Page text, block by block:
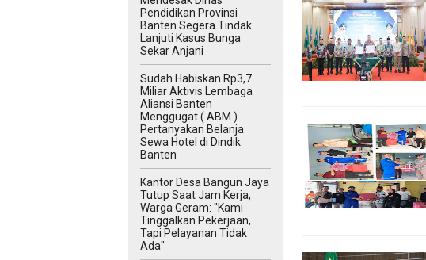
Pendidikan Provinsi
Banten Segera Tindak
Lanjuti Kasus Bunga
Sekar Anjani
‎Sudah Habiskan Rp3,7
Miliar ‎Aktivis Lembaga
Aliansi Banten
Menggugat ( ABM )
Pertanyakan Belanja
Sewa Hotel di Dindik
Banten
Kantor Desa Bangun Jaya
Tutup Saat Jam Kerja,
Warga Geram: "Kami
Tinggalkan Pekerjaan,
Tapi Pelayanan Tidak
Ada"